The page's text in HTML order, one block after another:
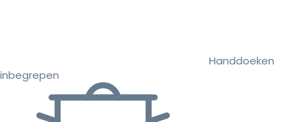
Handdoeken
inbegrepen